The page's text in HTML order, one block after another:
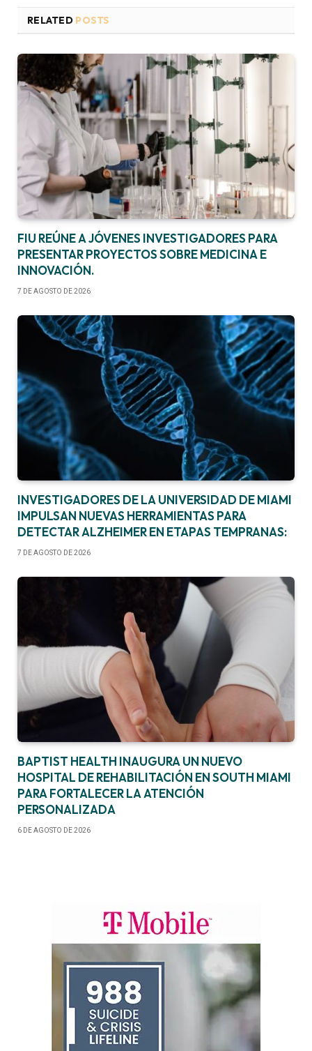
RELATED POSTS
FIU REÚNE A JÓVENES INVESTIGADORES PARA
PRESENTAR PROYECTOS SOBRE MEDICINA E
INNOVACIÓN.
7 DE AGOSTO DE 2026
INVESTIGADORES DE LA UNIVERSIDAD DE MIAMI
IMPULSAN NUEVAS HERRAMIENTAS PARA
DETECTAR ALZHEIMER EN ETAPAS TEMPRANAS:
7 DE AGOSTO DE 2026
BAPTIST HEALTH INAUGURA UN NUEVO
HOSPITAL DE REHABILITACIÓN EN SOUTH MIAMI
PARA FORTALECER LA ATENCIÓN
PERSONALIZADA
6 DE AGOSTO DE 2026